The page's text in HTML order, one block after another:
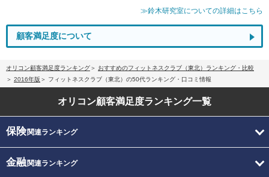
≫鈴木研究室についての詳細はこちら
顧客満足度について
オリコン顧客満足度ランキング
おすすめのフィットネスクラブ（東北）ランキング・比較
2016年版
フィットネスクラブ（東北）の50代ランキング・口コミ情報
オリコン顧客満足度ランキング一覧
保険関連ランキング
金融関連ランキング